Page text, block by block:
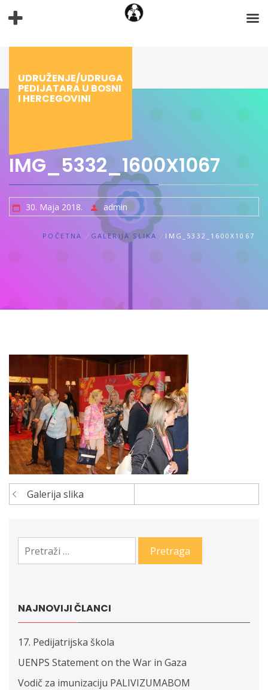
na
UDRUŽENJE/UDRUGA
PEDIJATARA U BOSNI
I HERCEGOVINI
IMG_5332_1600X1067
30. Maja 2018. admin
POČETNA GALERIJA SLIKA IMG_5332_1600X1067
Navigacija
Galerija slika
Pretraga:
NAJNOVIJI ČLANCI
17. Pedijatrijska škola
UENPS Statement on the War in Gaza
Vodič za imunizaciju PALIVIZUMABOM